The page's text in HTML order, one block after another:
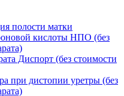
полости матки
кислоты НПО (без
Диспорт (без стоимости
при дистопии уретры (без